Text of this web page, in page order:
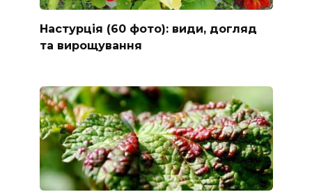
Настурція (60 фото): види, догляд
та вирощування